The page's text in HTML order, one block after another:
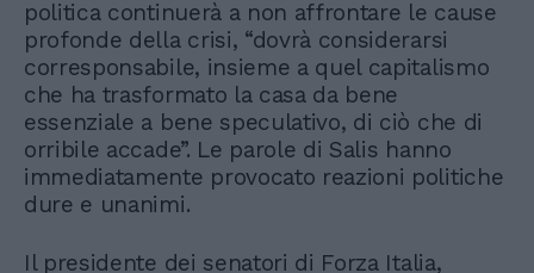
politica continuerà a non affrontare le cause
profonde della crisi, “dovrà considerarsi
corresponsabile, insieme a quel capitalismo
che ha trasformato la casa da bene
essenziale a bene speculativo, di ciò che di
orribile accade”. Le parole di Salis hanno
immediatamente provocato reazioni politiche
dure e unanimi.
Il presidente dei senatori di Forza Italia,